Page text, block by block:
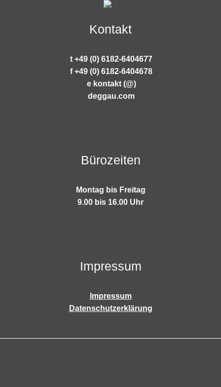
Kontakt
t +49 (0) 6182-6404677
f +49 (0) 6182-6404678
e kontakt (@)
deggau.com
Bürozeiten
Montag bis Freitag
9.00 bis 16.00 Uhr
Impressum
Impressum
Datenschutzerklärung